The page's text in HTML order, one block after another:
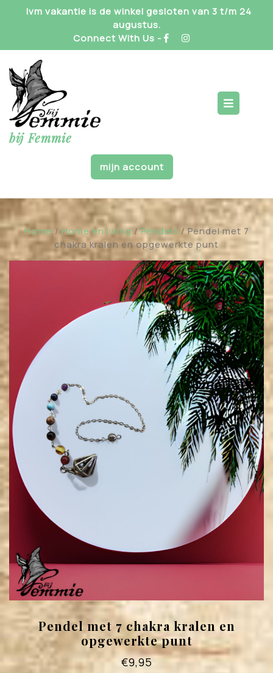
Ivm vakantie is de winkel gesloten van 3 t/m 24
augustus.
Connect With Us -
bij Femmie
mijn account
Home / Home en living/Pendels / Pendel met 7
chakra kralen en opgewerkte punt
Pendel met 7 chakra kralen en
opgewerkte punt
€9,95